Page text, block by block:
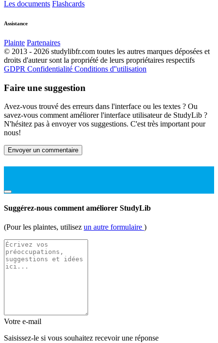
Les documents Flashcards
Assistance
Plainte Partenaires
© 2013 - 2026 studylibfr.com toutes les autres marques déposées et
droits d'auteur sont la propriété de leurs propriétaires respectifs
GDPR Confidentialité Conditions d''utilisation
Faire une suggestion
Avez-vous trouvé des erreurs dans l'interface ou les textes ? Ou
savez-vous comment améliorer l'interface utilisateur de StudyLib ?
N'hésitez pas à envoyer vos suggestions. C'est très important pour
nous!
Envoyer un commentaire
Suggérez-nous comment améliorer StudyLib
(Pour les plaintes, utilisez un autre formulaire )
Votre e-mail
Saisissez-le si vous souhaitez recevoir une réponse